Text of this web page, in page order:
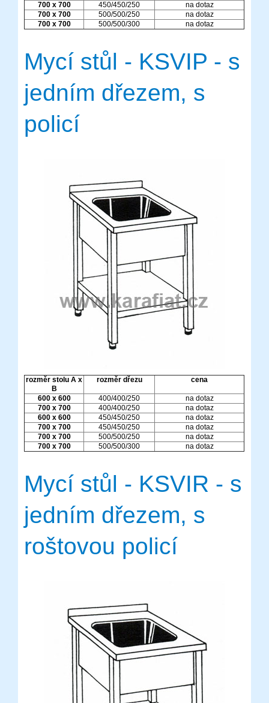
700 x 700
450/450/250
na dotaz
700 x 700
500/500/250
na dotaz
700 x 700
500/500/300 na dotaz
Mycí stůl - KSVIP - s
jedním dřezem, s
policí
rozměr stolu A x
B
rozměr dřezu cena
600 x 600 400/400/250
na dotaz
700 x 700
400/400/250
na dotaz
600 x 600
450/450/250
na dotaz
700 x 700
450/450/250
na dotaz
700 x 700
500/500/250
na dotaz
700 x 700
500/500/300 na dotaz
Mycí stůl - KSVIR - s
jedním dřezem, s
roštovou policí